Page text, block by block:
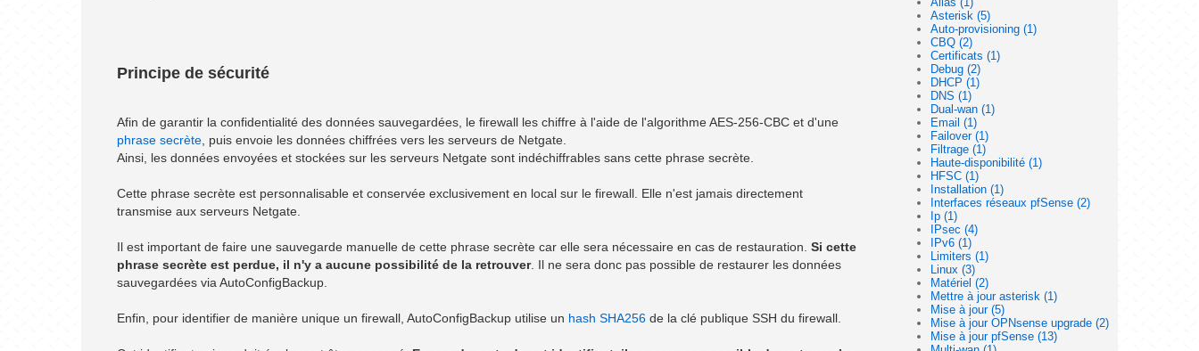
Asterisk (5)
Auto-provisioning (1)
CBQ (2)
Certificats (1)
Debug (2)
DHCP (1)
DNS (1)
Dual-wan (1)
Email (1)
Failover (1)
Filtrage (1)
Haute-disponibilité (1)
HFSC (1)
Installation (1)
Interfaces réseaux pfSense (2)
Ip (1)
IPsec (4)
IPv6 (1)
Limiters (1)
Linux (3)
Matériel (2)
Mettre à jour asterisk (1)
Mise à jour (5)
Mise à jour OPNsense upgrade (2)
Mise à jour pfSense (13)
Principe de sécurité
Afin de garantir la confidentialité des données sauvegardées, le firewall les chiffre à l'aide de l'algorithme AES-256-CBC et d'une
phrase secrète, puis envoie les données chiffrées vers les serveurs de Netgate.
Ainsi, les données envoyées et stockées sur les serveurs Netgate sont indéchiffrables sans cette phrase secrète.
Cette phrase secrète est personnalisable et conservée exclusivement en local sur le firewall. Elle n'est jamais directement
transmise aux serveurs Netgate.
Il est important de faire une sauvegarde manuelle de cette phrase secrète car elle sera nécessaire en cas de restauration. Si cette
phrase secrète est perdue, il n'y a aucune possibilité de la retrouver. Il ne sera donc pas possible de restaurer les données
sauvegardées via AutoConfigBackup.
Enfin, pour identifier de manière unique un firewall, AutoConfigBackup utilise un hash SHA256 de la clé publique SSH du firewall.